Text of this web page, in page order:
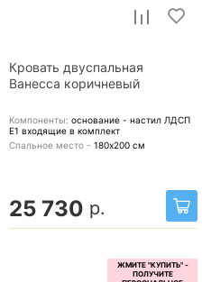
Кровать двуспальная
Ванесса коричневый
Компоненты: основание - настил ЛДСП
Е1 входящие в комплект
Спальное место - 180х200 см
25 730 р.